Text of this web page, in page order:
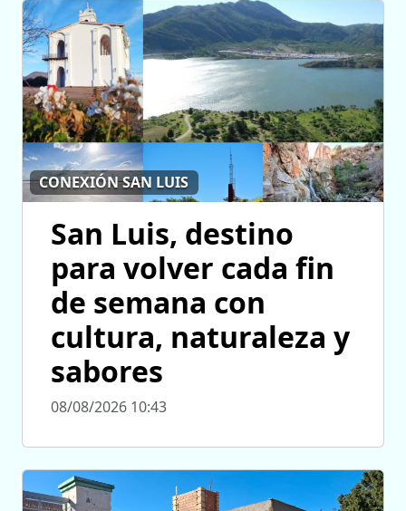
CONEXIÓN SAN LUIS
San Luis, destino
para volver cada fin
de semana con
cultura, naturaleza y
sabores
08/08/2026 10:43